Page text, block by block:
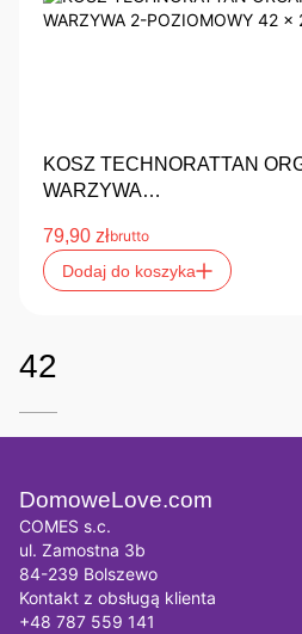
KOSZ TECHNORATTAN
WARZYWA…
79,90 złbrutto
Dodaj do koszyka
42
DomoweLove.com
COMES s.c.
ul. Zamostna 3b
84-239 Bolszewo
Kontakt z obsługą klienta
+48 787 559 141